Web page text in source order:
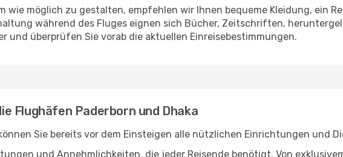
wie möglich zu gestalten, empfehlen wir Ihnen bequeme Kleidung, ein
während des Fluges eignen sich Bücher, Zeitschriften,
und überprüfen Sie vorab die aktuellen Einreisebestimmungen.
Flughäfen Paderborn und Dhaka
Sie bereits vor dem Einsteigen alle nützlichen Einrichtungen und
und Annehmlichkeiten, die jeder Reisende benötigt. Von